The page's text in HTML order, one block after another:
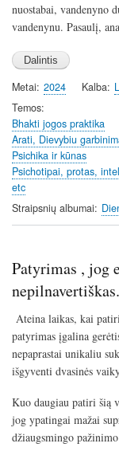
nuostabai, vandenyno
vandenynu. Pasaulį,
Metai 2024 Kalba
Temos
Bhakti jogos praktika
Arati, Dievybiu
Psichika ir kūnas
Psichotipai, protas,
etc
Straipsnių albumai
Patyrimas , jog
Ateina laikas, kai
patyrimas įgalina
nepaprastai unikaliu
išgyventi dvasinės
Kuo daugiau patiri šią
jog ypatingai mažai
džiaugsmingo